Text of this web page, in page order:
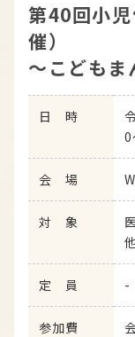
第40回小
催）
～こどもま
日 時
0
会 場
対 象
定 員 -
参加費